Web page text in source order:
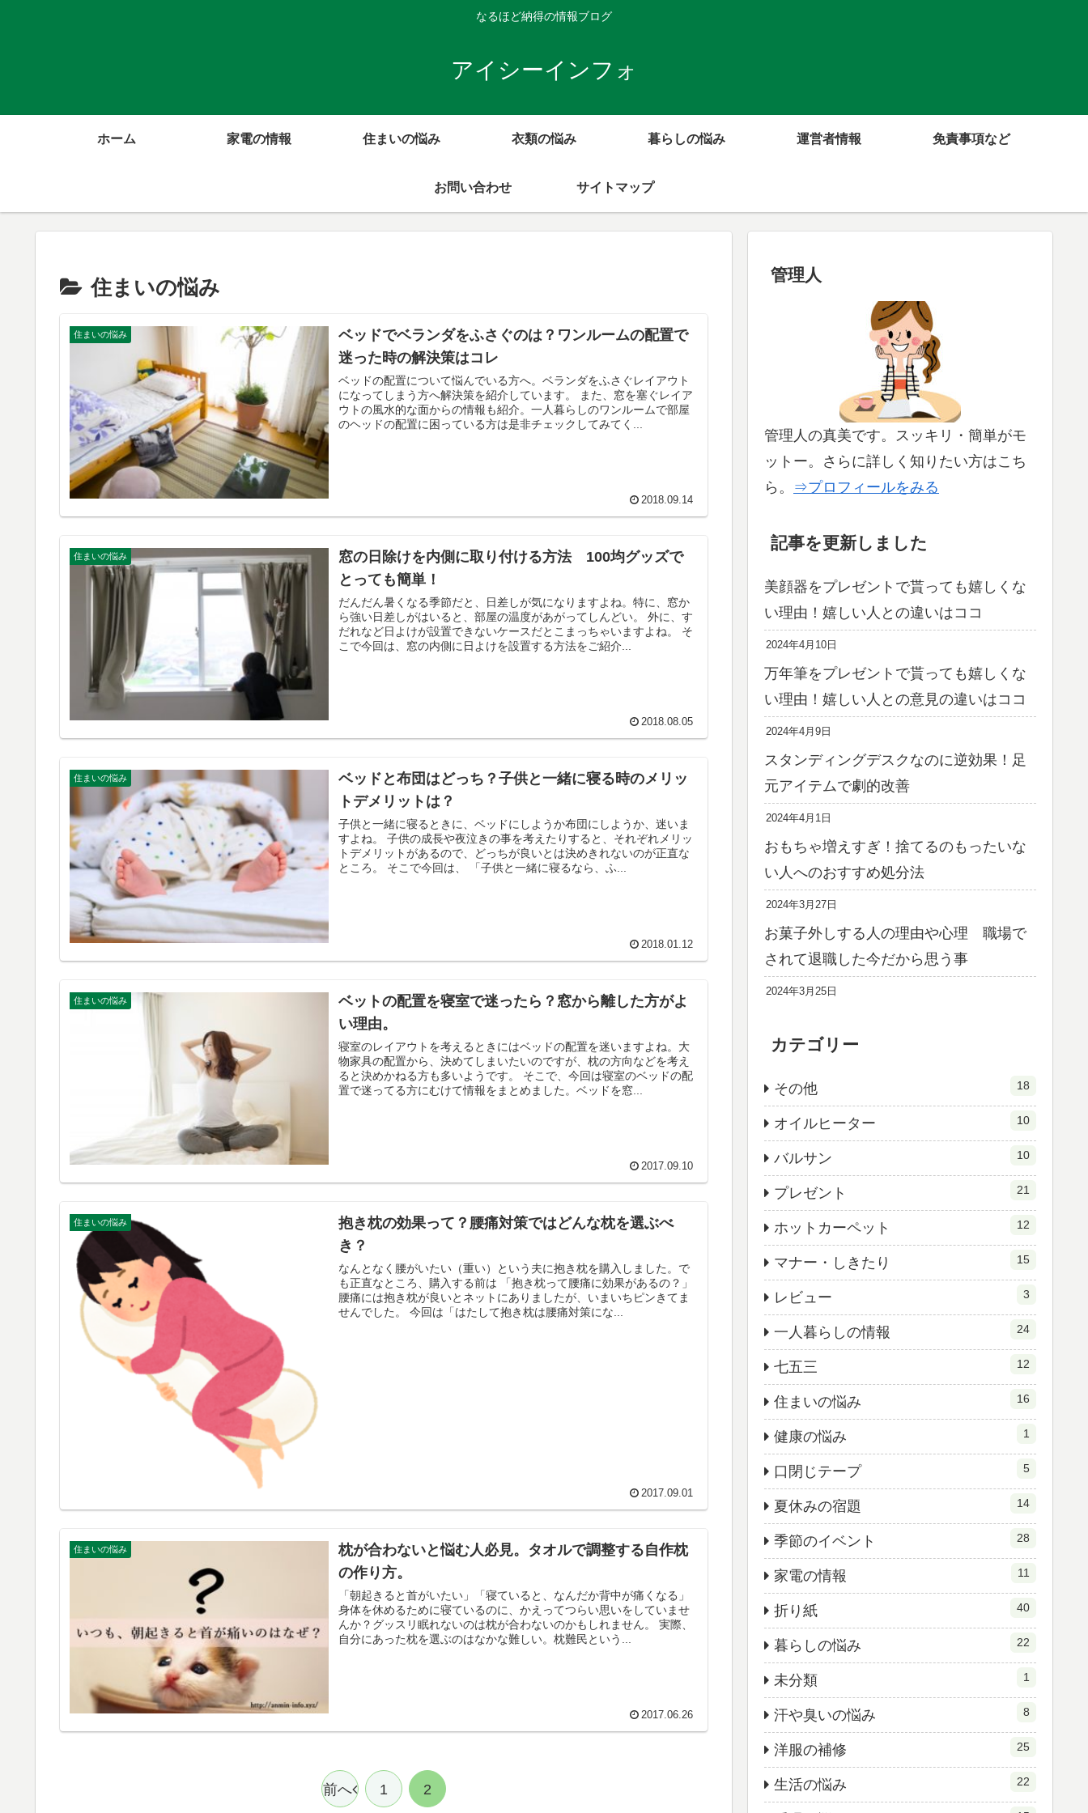
なるほど納得の情報ブログ
アイシーインフォ
ホーム 家電の情報 住まいの悩み 衣類の悩み 暮らしの悩み 運営者情報 免責事項など
お問い合わせ サイトマップ
住まいの悩み
住まいの悩み
ベッドでベランダをふさぐのは？ワンルームの配置で
迷った時の解決策はコレ
ベッドの配置について悩んでいる方へ。ベランダをふさぐレイアウト
になってしまう方へ解決策を紹介しています。 また、窓を塞ぐレイア
ウトの風水的な面からの情報も紹介。一人暮らしのワンルームで部屋
のヘッドの配置に困っている方は是非チェックしてみてく...
2018.09.14
住まいの悩み
窓の日除けを内側に取り付ける方法 100均グッズで
とっても簡単！
だんだん暑くなる季節だと、日差しが気になりますよね。特に、窓か
ら強い日差しがはいると、部屋の温度があがってしんどい。 外に、す
だれなど日よけが設置できないケースだとこまっちゃいますよね。 そ
こで今回は、窓の内側に日よけを設置する方法をご紹介...
2018.08.05
住まいの悩み
ベッドと布団はどっち？子供と一緒に寝る時のメリッ
トデメリットは？
子供と一緒に寝るときに、ベッドにしようか布団にしようか、迷いま
すよね。 子供の成長や夜泣きの事を考えたりすると、それぞれメリッ
トデメリットがあるので、どっちが良いとは決めきれないのが正直な
ところ。 そこで今回は、 「子供と一緒に寝るなら、ふ...
2018.01.12
住まいの悩み
ベットの配置を寝室で迷ったら？窓から離した方がよ
い理由。
寝室のレイアウトを考えるときにはベッドの配置を迷いますよね。大
物家具の配置から、決めてしまいたいのですが、枕の方向などを考え
ると決めかねる方も多いようです。 そこで、今回は寝室のベッドの配
置で迷ってる方にむけて情報をまとめました。ベッドを窓...
2017.09.10
住まいの悩み
抱き枕の効果って？腰痛対策ではどんな枕を選ぶべ
き？
なんとなく腰がいたい（重い）という夫に抱き枕を購入しました。で
も正直なところ、購入する前は 「抱き枕って腰痛に効果があるの？」
腰痛には抱き枕が良いとネットにありましたが、いまいちピンきてま
せんでした。 今回は「はたして抱き枕は腰痛対策にな...
2017.09.01
住まいの悩み
枕が合わないと悩む人必見。タオルで調整する自作枕
の作り方。
「朝起きると首がいたい」「寝ていると、なんだか背中が痛くなる」
身体を休めるために寝ているのに、かえってつらい思いをしていませ
んか？グッスリ眠れないのは枕が合わないのかもしれません。 実際、
自分にあった枕を選ぶのはなかな難しい。枕難民という...
2017.06.26
前へ 1 2
管理人
管理人の真美です。スッキリ・簡単がモ
ットー。さらに詳しく知りたい方はこち
ら。 ⇒プロフィールをみる
記事を更新しました
美顔器をプレゼントで貰っても嬉しくな
い理由！嬉しい人との違いはココ
2024年4月10日
万年筆をプレゼントで貰っても嬉しくな
い理由！嬉しい人との意見の違いはココ
2024年4月9日
スタンディングデスクなのに逆効果！足
元アイテムで劇的改善
2024年4月1日
おもちゃ増えすぎ！捨てるのもったいな
い人へのおすすめ処分法
2024年3月27日
お菓子外しする人の理由や心理 職場で
されて退職した今だから思う事
2024年3月25日
カテゴリー
その他 18
オイルヒーター 10
バルサン 10
プレゼント 21
ホットカーペット 12
マナー・しきたり 15
レビュー 3
一人暮らしの情報 24
七五三 12
住まいの悩み 16
健康の悩み 1
口閉じテープ 5
夏休みの宿題 14
季節のイベント 28
家電の情報 11
折り紙 40
暮らしの悩み 22
未分類 1
汗や臭いの悩み 8
洋服の補修 25
生活の悩み 22